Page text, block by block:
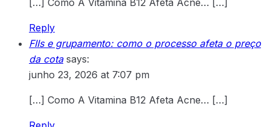
[…] Como A Vitamina B12 Afeta Acne… […]
Reply
FIIs e grupamento: como o processo afeta o preço
da cota says:
junho 23, 2026 at 7:07 pm
[…] Como A Vitamina B12 Afeta Acne… […]